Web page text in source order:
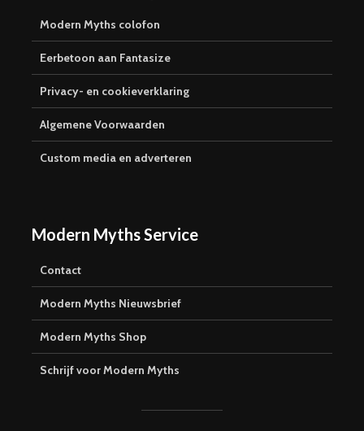
Modern Myths colofon
Eerbetoon aan Fantasize
Privacy- en cookieverklaring
Algemene Voorwaarden
Custom media en adverteren
Modern Myths Service
Contact
Modern Myths Nieuwsbrief
Modern Myths Shop
Schrijf voor Modern Myths